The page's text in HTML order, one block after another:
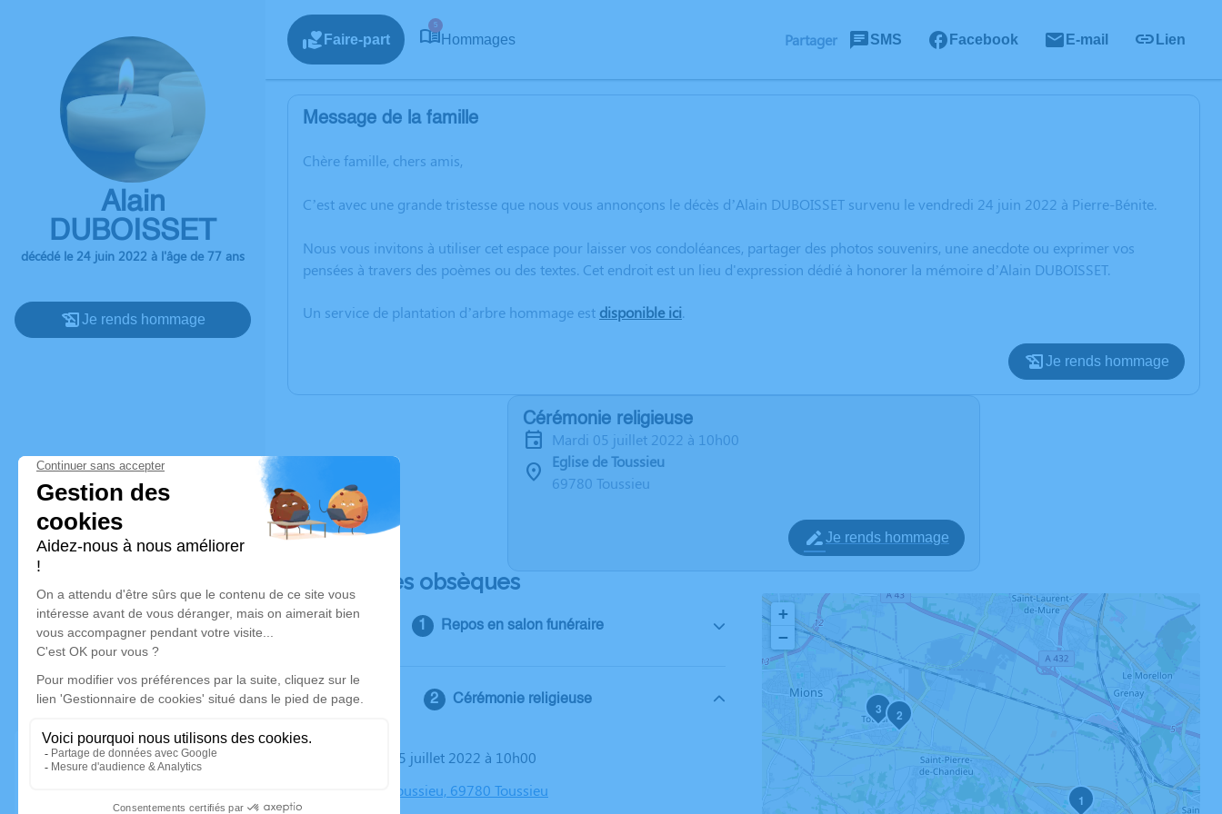
Alain
DUBOISSET
décédé le 24 juin 2022 à l'âge de 77 ans
Je rends hommage
Faire-part
5
Hommages Partager SMS Facebook E-mail Lien
Message de la famille
Chère famille, chers amis,
C’est avec une grande tristesse que nous vous annonçons le décès d’Alain DUBOISSET survenu le vendredi 24 juin 2022 à Pierre-Bénite.
Nous vous invitons à utiliser cet espace pour laisser vos condoléances, partager des photos souvenirs, une anecdote ou exprimer vos
pensées à travers des poèmes ou des textes. Cet endroit est un lieu d'expression dédié à honorer la mémoire d’Alain DUBOISSET.
Un service de plantation d’arbre hommage est disponible ici.
Je rends hommage
Cérémonie religieuse
mardi 05 juillet 2022 à 10h00
Eglise de Toussieu
69780 Toussieu
Je rends hommage
Déroulé des obsèques
Repos en salon funéraire
Cérémonie religieuse
Le mardi 05 juillet 2022 à 10h00
Eglise de Toussieu, 69780 Toussieu
1
2
3
+
−